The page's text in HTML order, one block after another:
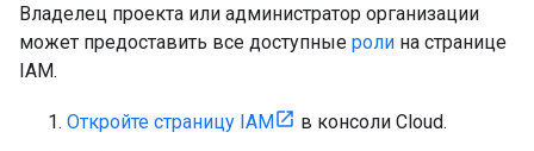
Владелец проекта или администратор организации
может предоставить все доступные роли на странице
IAM.
Откройте страницу IAM
в консоли Cloud.